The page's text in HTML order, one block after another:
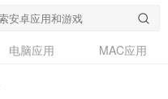
电脑应用
MAC应用